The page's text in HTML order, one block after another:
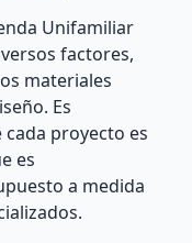
Unifamiliar
factores,
materiales
Es
proyecto es
es
a medida